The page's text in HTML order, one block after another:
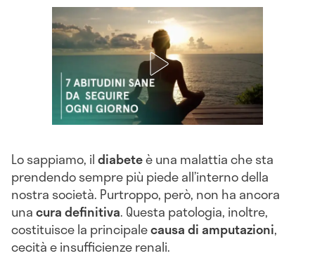
Lo sappiamo, ildiabeteè una malattia che sta
prendendo sempre più piede all’interno della
nostra società. Purtroppo, però, non ha ancora
unacura definitiva. Questa patologia, inoltre,
costituisce la principalecausa di amputazioni,
cecità e insufficienze renali.